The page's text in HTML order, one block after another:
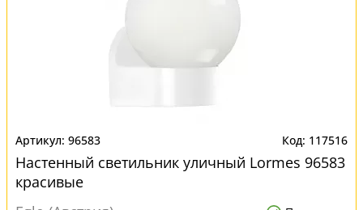
96583 117516
Настенный светильник уличный Lormes 96583
красивые